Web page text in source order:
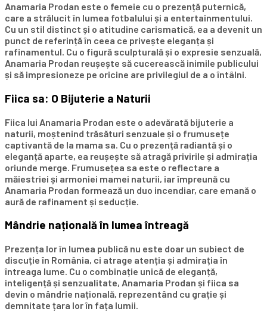
Anamaria Prodan este o femeie cu o prezență puternică,
care a strălucit în lumea fotbalului și a entertainmentului.
Cu un stil distinct și o atitudine carismatică, ea a devenit un
punct de referință în ceea ce privește eleganța și
rafinamentul. Cu o figură sculpturală și o expresie senzuală,
Anamaria Prodan reușește să cucerească inimile publicului
și să impresioneze pe oricine are privilegiul de a o întâlni.
Fiica sa: O Bijuterie a Naturii
Fiica lui Anamaria Prodan este o adevărată bijuterie a
naturii, moștenind trăsături senzuale și o frumusețe
captivantă de la mama sa. Cu o prezență radiantă și o
eleganță aparte, ea reușește să atragă privirile și admirația
oriunde merge. Frumusețea sa este o reflectare a
măiestriei și armoniei mamei naturii, iar împreună cu
Anamaria Prodan formează un duo incendiar, care emană o
aură de rafinament și seducție.
Mândrie națională în lumea întreagă
Prezența lor în lumea publică nu este doar un subiect de
discuție în România, ci atrage atenția și admirația în
întreaga lume. Cu o combinație unică de eleganță,
inteligență și senzualitate, Anamaria Prodan și fiica sa
devin o mândrie națională, reprezentând cu grație și
demnitate țara lor în fața lumii.